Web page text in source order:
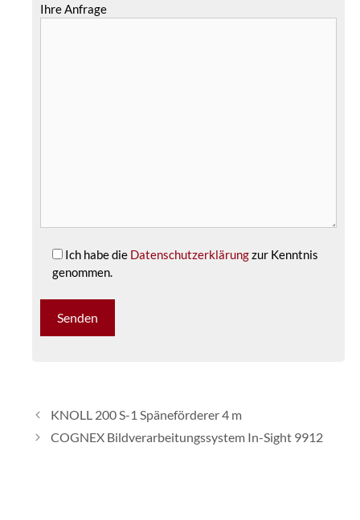
Ihre Anfrage
Ich habe die Datenschutzerklärungzur Kenntnis
genommen.
KNOLL 200 S-1 Späneförderer 4 m
COGNEX Bildverarbeitungssystem In-Sight 9912